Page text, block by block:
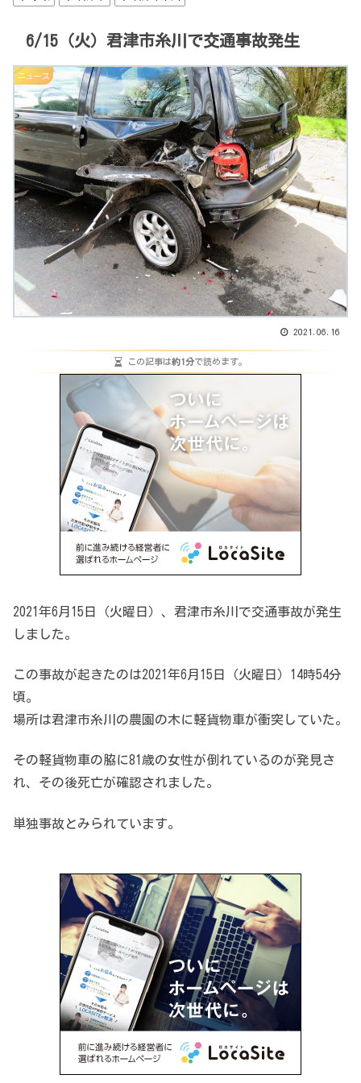
6/15（火）君津市糸川で交通事故発生
ニュース
2021.06.16
この記事は約1分で読めます。
2021年6月15日（火曜日）、君津市糸川で交通事故が発生
しました。
この事故が起きたのは2021年6月15日（火曜日）14時54分
頃。
場所は君津市糸川の農園の木に軽貨物車が衝突していた。
その軽貨物車の脇に81歳の女性が倒れているのが発見さ
れ、その後死亡が確認されました。
単独事故とみられています。